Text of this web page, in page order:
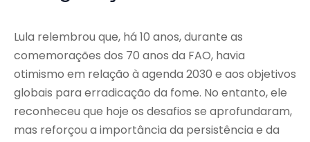
Lula relembrou que, há 10 anos, durante as
comemorações dos 70 anos da FAO, havia
otimismo em relação à agenda 2030 e aos objetivos
globais para erradicação da fome. No entanto, ele
reconheceu que hoje os desafios se aprofundaram,
mas reforçou a importância da persistência e da